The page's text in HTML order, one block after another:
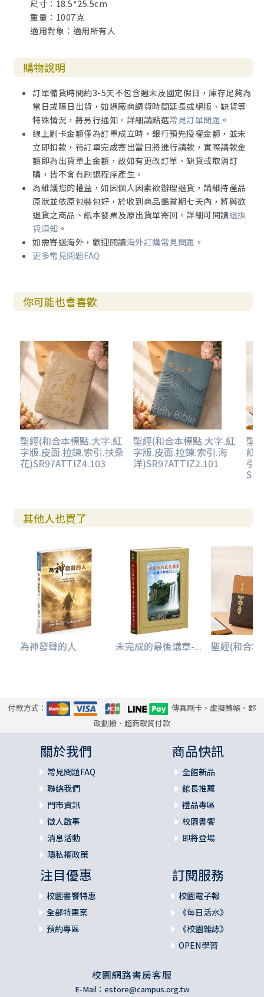
尺寸：18.5*25.5cm
重量：1007克
適用對象：適用所有人
購物說明
訂單備貨時間約3-5天不包含週末及國定假日，庫存足夠為
當日或隔日出貨，如遇廠商調貨時間延長或絕版、缺貨等
特殊情況，將另行通知。詳細請點選常見訂單問題 。
線上刷卡金額僅為訂單成立時，銀行預先授權金額，並未
立即扣款，待訂單完成寄出當日將進行請款，實際請款金
額即為出貨單上金額，故如有更改訂單、缺貨或取消訂
購，皆不會有刷退程序產生。
為維護您的權益，如因個人因素欲辦理退貨，請維持產品
原狀並依原包裝包好，於收到商品鑑賞期七天內，將與欲
退貨之商品、紙本發票及原出貨單寄回。詳細可閱讀退換
貨須知 。
如需寄送海外，歡迎閱讀海外訂購常見問題 。
更多常見問題FAQ
你可能也會喜歡
聖經(和合本標點.大字.紅
字版.皮面.拉鍊.索引.扶桑
花)SR97ATTIZ4.103
聖經(和合本標點.大字.紅
字版.皮面.拉鍊.索引.海
洋)SR97ATTIZ2.101
聖
紅
引.
其他人也買了
為神發聲的人 未完成的最後講章-... 聖經(和合本
付款方式：
傳真刷卡、虛擬轉帳、郵
政劃撥、超商取貨付款
關於我們
常見問題FAQ
聯絡我們
門市資訊
徵人啟事
消息活動
隱私權政策
商品快訊
全館新品
館長推薦
禮品專區
校園書饗
即將登場
注目優惠
校園書饗特惠
全部特惠案
預約專區
訂閱服務
校園電子報
《每日活水》
《校園雜誌》
OPEN學習
校園網路書房客服
E-Mail： estore@campus.org.tw